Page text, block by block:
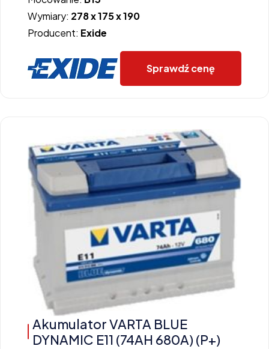
Wymiary: 278 x 175 x 190
Producent: Exide
Sprawdź cenę
Akumulator VARTA BLUE
DYNAMIC E11 (74AH 680A) (P+)